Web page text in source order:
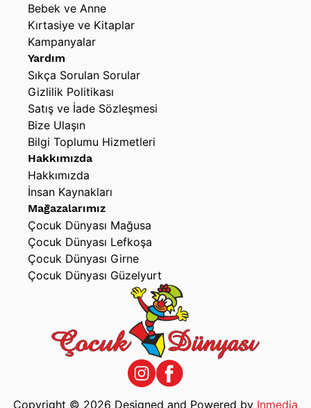
Bebek ve Anne
Kırtasiye ve Kitaplar
Kampanyalar
Yardım
Sıkça Sorulan Sorular
Gizlilik Politikası
Satış ve İade Sözleşmesi
Bize Ulaşın
Bilgi Toplumu Hizmetleri
Hakkımızda
Hakkımızda
İnsan Kaynakları
Mağazalarımız
Çocuk Dünyası Mağusa
Çocuk Dünyası Lefkoşa
Çocuk Dünyası Girne
Çocuk Dünyası Güzelyurt
Copyright © 2026 Designed and Powered by Inmedia